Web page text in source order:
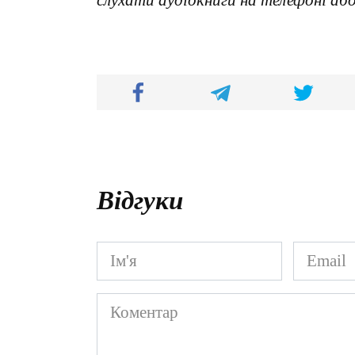
Відгуки
Ім'я
*
Email
*
Коментар